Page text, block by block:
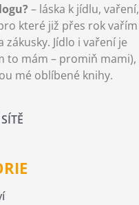
– láska k jídlu, vaření,
které již přes rok vařím
Jídlo i vaření je
to mám – promiň mami),
mé oblíbené knihy.